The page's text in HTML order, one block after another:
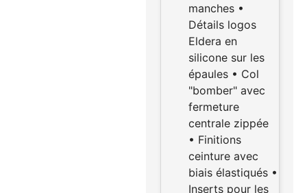
manches •
Détails logos
Eldera en
silicone sur les
épaules • Col
"bomber" avec
fermeture
centrale zippée
• Finitions
ceinture avec
biais élastiqués •
Inserts pour les